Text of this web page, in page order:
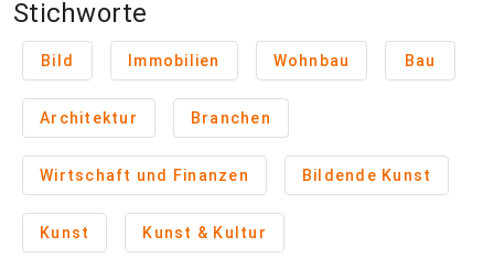
Stichworte
Bild Immobilien Wohnbau Bau
Architektur Branchen
Wirtschaft und Finanzen Bildende Kunst
Kunst Kunst & Kultur